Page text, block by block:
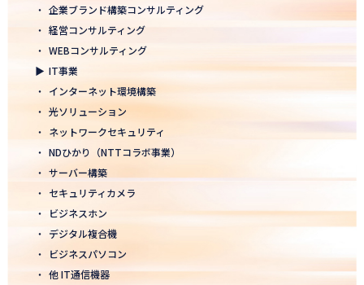
2026年 新年のご挨拶
2025.12.26
一年の感謝を込めて、大掃除を行いました！ ～年末のご挨拶～
2025.12.12
年末年始休業のお知らせ
2025年度上期「NTT-WEST 1000×CLUB」認定式にて表彰
2025.11.06
「心を高め、経営を伸ばす」NDグループが「稲盛フィロソフィー
世界大会」に参画
・ 企業ブランド構築コンサルティング
・ 経営コンサルティング
・ WEBコンサルティング
▶ IT事業
・ インターネット環境構築
・ 光ソリューション
・ ネットワークセキュリティ
・ NDひかり（NTTコラボ事業）
・ サーバー構築
・ セキュリティカメラ
・
ビジネスホン
・ デジタル複合機
・
ビジネスパソコン
・ 他 IT通信機器